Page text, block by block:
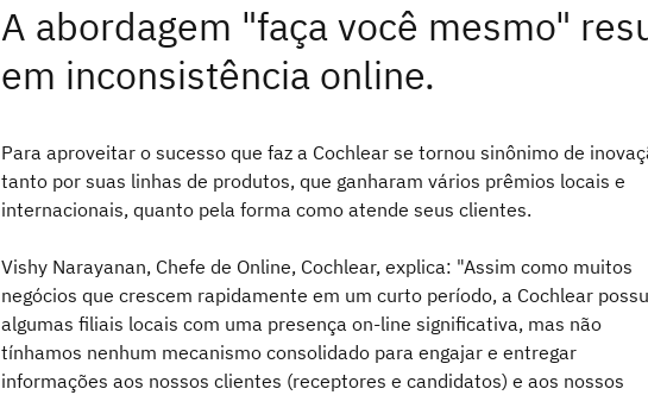
A abordagem "faça você mesmo"
em inconsistência online.
Para aproveitar o sucesso que faz a Cochlear se tornou sinônimo de
tanto por suas linhas de produtos, que ganharam vários prêmios locais e
internacionais, quanto pela forma como atende seus clientes.
Vishy Narayanan, Chefe de Online, Cochlear, explica: "Assim como muitos
negócios que crescem rapidamente em um curto período, a Cochlear
algumas filiais locais com uma presença on-line significativa, mas não
tínhamos nenhum mecanismo consolidado para engajar e entregar
informações aos nossos clientes (receptores e candidatos) e aos nossos